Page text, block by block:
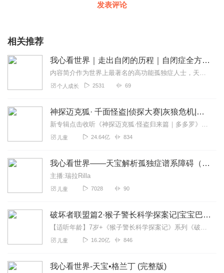
发表评论
相关推荐
我心看世界｜走出自闭的历程｜自闭症全方面认识｜成人自闭症就业路径
内容简介作为世界上最著名的高功能孤独症人士，天宝•格兰丁博士目前就职于美国科罗拉多州立大学，以她个人经历拍摄的电影《自闭历程》于2010年上映，并获得多项国际...
个人成长 2531 69
神探迈克狐· 千面怪盗|侦探大赛|灰狼危机|多多罗
新专辑点击收听《神探迈克狐·怪盗归来篇｜多多罗》！！！>>>点击进入主播橱窗购买《神探迈克狐》系列图书吧!<<<多多罗故事【点击前往】收听多多罗其他好玩有趣的故...
儿童 24.64亿 834
我心看世界——天宝解析孤独症谱系障碍（完）
主播:瑞拉Rilla
儿童 7028 90
破坏者联盟篇2·猴子警长科学探案记|宝宝巴士故事
【适听年龄】7岁+《猴子警长科学探案记》系列《破坏者联盟篇1·猴子警长科学探案记》>>>《破坏者联盟篇2·猴子警长科学探案记》>>>《破坏者联盟篇3·猴子警长科...
儿童 16.20亿 846
我心看世界-天宝•格兰丁 (完整版)